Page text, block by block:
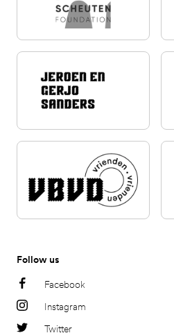
Follow us
Facebook
Instagram
Twitter